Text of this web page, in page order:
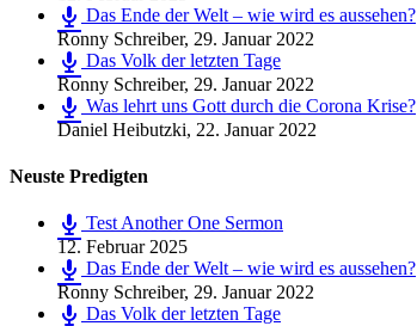
Das Ende der Welt – wie wird es aussehen?
Ronny Schreiber, 29. Januar 2022
Das Volk der letzten Tage
Ronny Schreiber, 29. Januar 2022
Was lehrt uns Gott durch die Corona Krise?
Daniel Heibutzki, 22. Januar 2022
Neuste Predigten
Test Another One Sermon
12. Februar 2025
Das Ende der Welt – wie wird es aussehen?
Ronny Schreiber, 29. Januar 2022
Das Volk der letzten Tage